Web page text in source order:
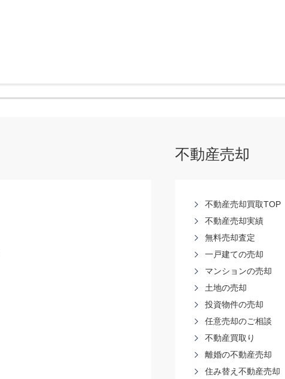
不動産売却
不動産売却買取TOP
不動産売却実績
無料売却査定
一戸建ての売却
マンションの売却
土地の売却
投資物件の売却
任意売却のご相談
不動産買取り
離婚の不動産売却
住み替え不動産売却